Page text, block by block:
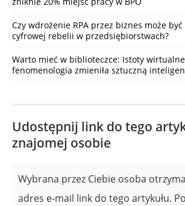
Czy wdrożenie RPA przez biznes może
cyfrowej rebelii w przedsiębiorstwach?
Warto mieć w biblioteczce: Istoty
fenomenologia zmieniła sztuczną
Udostępnij link do tego
znajomej osobie
Wybrana przez Ciebie osoba
adres e-mail link do tego artykułu.